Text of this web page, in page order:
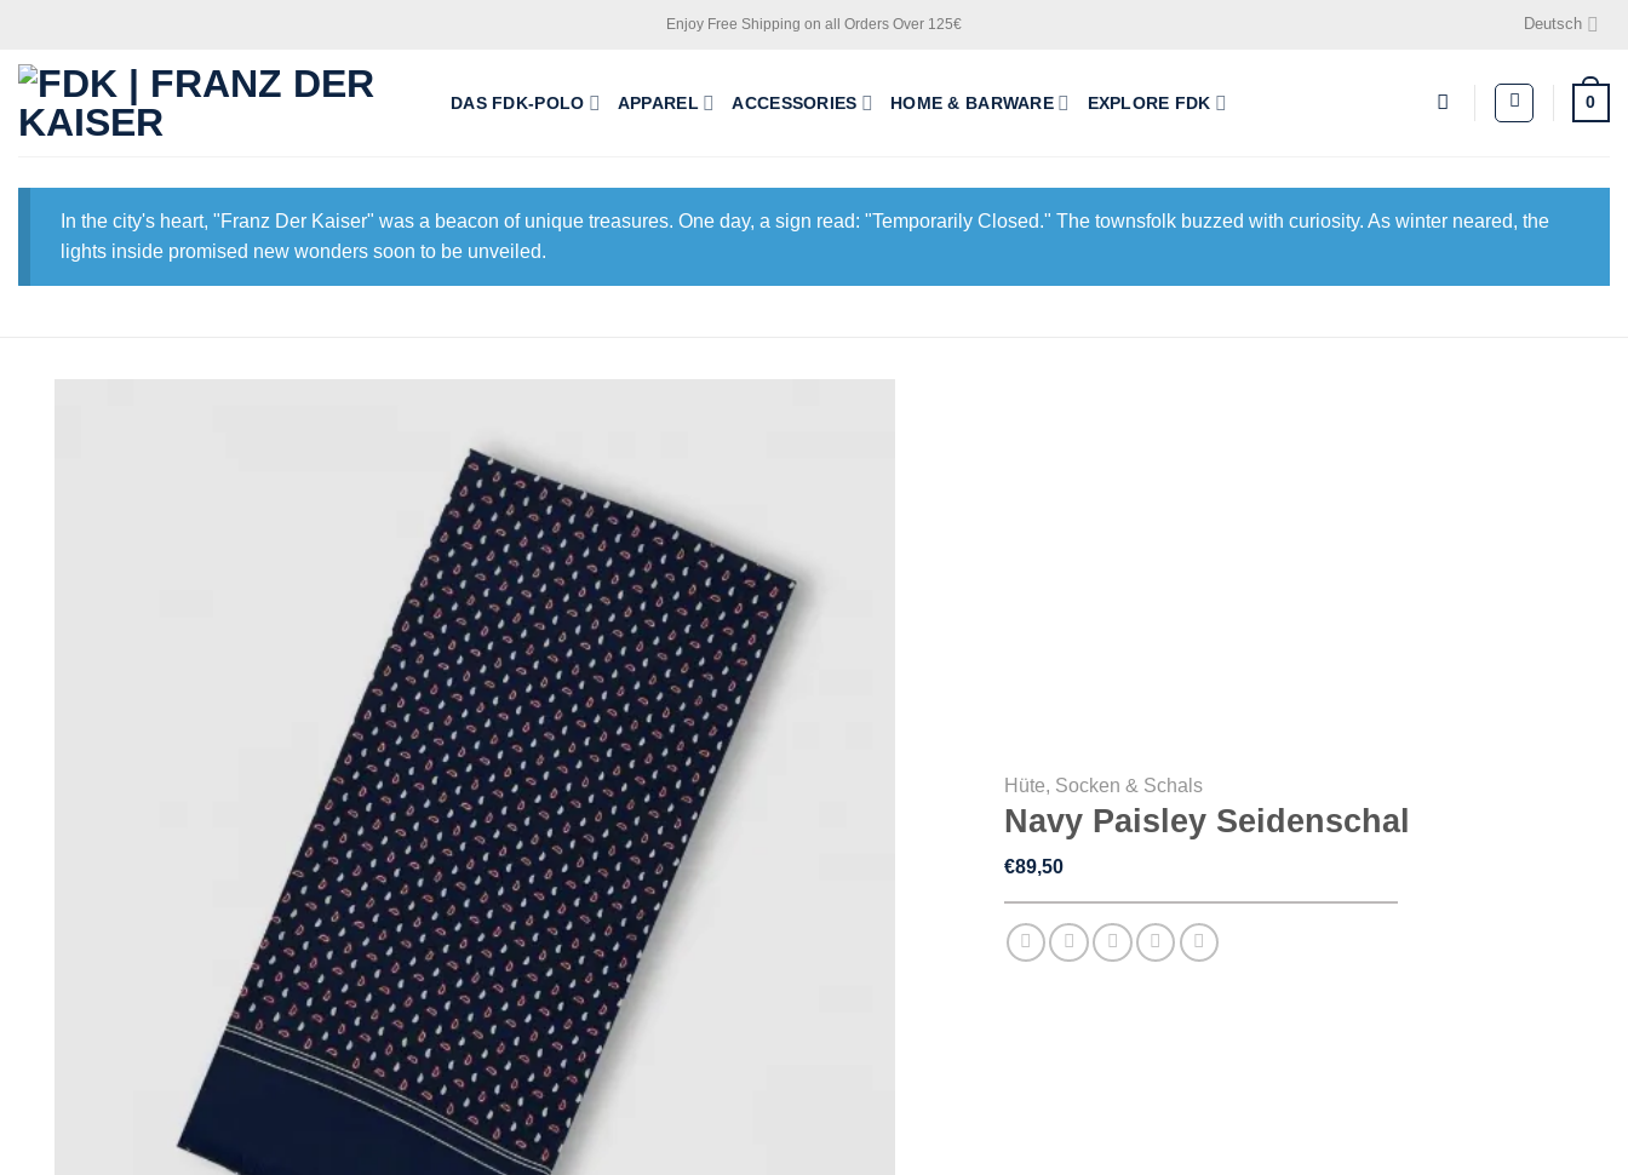
content
Enjoy Free Shipping on all Orders Over 125€ Deutsch
DAS FDK-POLO APPAREL ACCESSORIES HOME & BARWARE EXPLORE FDK 0
In the city's heart, "Franz Der Kaiser" was a beacon of unique treasures. One day, a sign read: "Temporarily Closed." The townsfolk buzzed with curiosity. As winter neared, the
lights inside promised new wonders soon to be unveiled.
Hüte, Socken & Schals
Navy Paisley Seidenschal
€89,50